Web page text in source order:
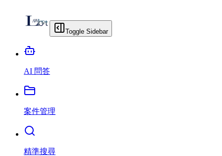
Toggle Sidebar
AI 問答
案件管理
精準搜尋